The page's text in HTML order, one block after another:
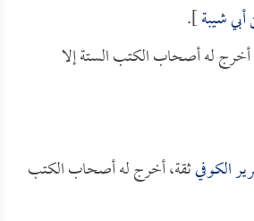
شيبة].
أخرج له أصحاب الكتب الستة إلا
الكوفيثقة، أخرج له أصحاب الكتب